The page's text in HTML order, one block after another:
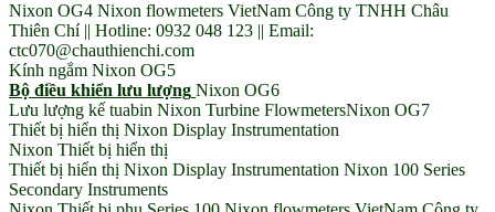
Nixon OG4 Nixon flowmeters VietNam Công ty TNHH Châu
Thiên Chí || Hotline: 0932 048 123 || Email:
ctc070@chauthienchi.com
Kính ngắm Nixon OG5
Bộ điều khiển lưu lượng Nixon OG6
Lưu lượng kế tuabin Nixon Turbine FlowmetersNixon OG7
Thiết bị hiển thị Nixon Display Instrumentation
Nixon Thiết bị hiển thị
Thiết bị hiển thị Nixon Display Instrumentation Nixon 100 Series
Secondary Instruments